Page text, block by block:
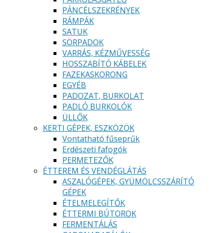
PÁNCÉLSZEKRÉNYEK
RÁMPÁK
SATUK
SÖRPADOK
VARRÁS, KÉZMŰVESSÉG
HOSSZABÍTÓ KÁBELEK
FAZEKASKORONG
EGYÉB
PADOZAT, BURKOLAT
PADLÓ BURKOLÓK
ÜLLŐK
KERTI GÉPEK, ESZKÖZÖK
Vontatható fűseprűk
Erdészeti fafogók
PERMETEZŐK
ÉTTEREM ÉS VENDÉGLÁTÁS
ASZALÓGÉPEK, GYÜMÖLCSSZÁRÍTÓ
GÉPEK
ÉTELMELEGÍTŐK
ÉTTERMI BÚTOROK
FERMENTÁLÁS